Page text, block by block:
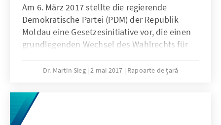
Am 6. März 2017 stellte die regierende
Demokratische Partei (PDM) der Republik
Moldau eine Gesetzesinitiative vor, die einen
grundlegenden Wechsel des Wahlrechts für
anstehenden Parlamentswahlen vorsieht.
kontrovers und kann zur Schicksalsfrage
werden, über die sich die demokratische und
europäische Entwicklung in der Moldau
Dr. Martin Sieg 2 mai 2017 Rapoarte de țară